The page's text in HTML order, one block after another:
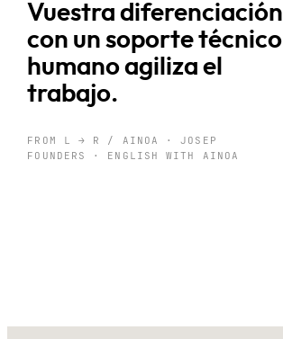
Vuestra diferenciación
con un soporte técnico
humano agiliza el
trabajo.
FROM L → R / AINOA · JOSEP
FOUNDERS · ENGLISH WITH AINOA